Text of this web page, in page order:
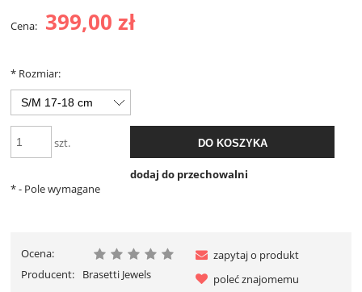
Cena: 399,00 zł
* Rozmiar:
szt. DO KOSZYKA
dodaj do przechowalni
*- Pole wymagane
Ocena:
Producent:
Brasetti Jewels
zapytaj o produkt
poleć znajomemu